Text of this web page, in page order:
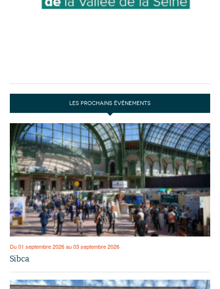
LES PROCHAINS ÉVÉNEMENTS
Du 01 septembre 2026 au 03 septembre 2026
Sibca